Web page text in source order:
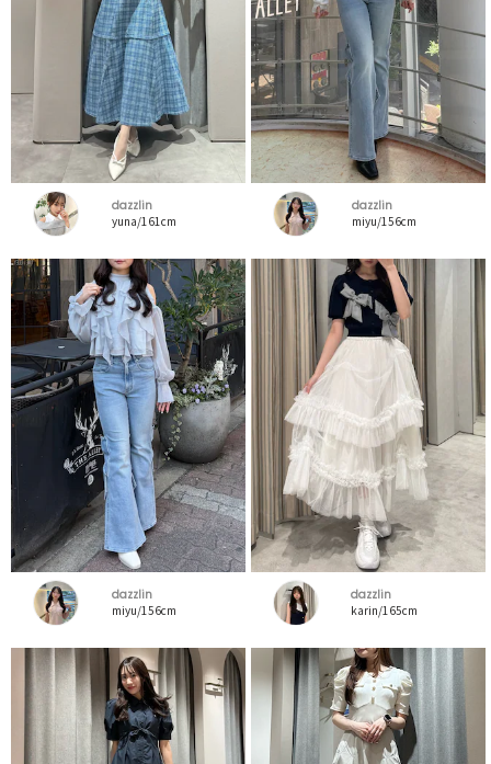
dazzlin
yuna/161cm
dazzlin
miyu/156cm
dazzlin
miyu/156cm
dazzlin
karin/165cm